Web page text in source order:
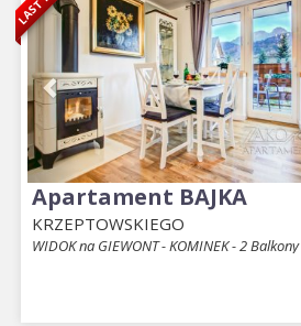
Apartament BAJKA
KRZEPTOWSKIEGO
WIDOK na GIEWONT - KOMINEK - 2 Balkony